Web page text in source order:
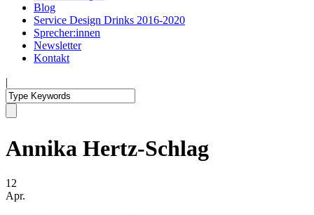
Blog
Service Design Drinks 2016-2020
Sprecher:innen
Newsletter
Kontakt
|
Annika Hertz-Schlag
12
Apr.